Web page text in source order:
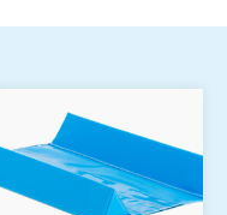
Produkt
weist
mehrere
Varianten